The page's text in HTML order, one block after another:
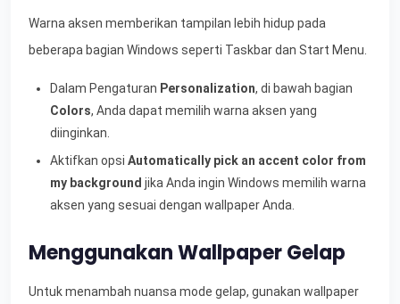
Warna aksen memberikan tampilan lebih hidup pada
beberapa bagian Windows seperti Taskbar dan Start Menu.
Dalam Pengaturan Personalization, di bawah bagian
Colors, Anda dapat memilih warna aksen yang
diinginkan.
Aktifkan opsi Automatically pick an accent color from
my background jika Anda ingin Windows memilih warna
aksen yang sesuai dengan wallpaper Anda.
Menggunakan Wallpaper Gelap
Untuk menambah nuansa mode gelap, gunakan wallpaper